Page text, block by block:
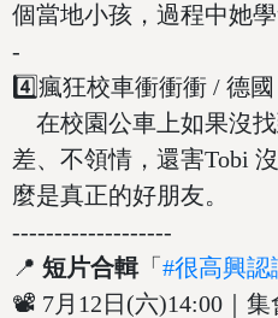
個當地小孩，過程中她
-
4️⃣瘋狂校車衝衝衝 / 德國
在校園公車上如果沒找
差、不領情，還害Tobi
麼是真正的好朋友。
-------------------
📍短片合輯「#很高興認
📽 7月12日(六)14:00｜集